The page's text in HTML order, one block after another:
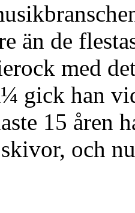
än de
med
gick han
15 åren
och